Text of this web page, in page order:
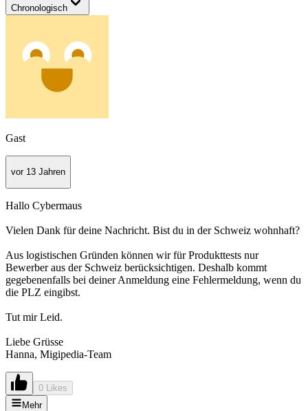
Chronologisch
Gast
vor 13 Jahren
Hallo Cybermaus
Vielen Dank für deine Nachricht. Bist du in der Schweiz wohnhaft?
Aus logistischen Gründen können wir für Produkttests nur
Bewerber aus der Schweiz berücksichtigen. Deshalb kommt
gegebenenfalls bei deiner Anmeldung eine Fehlermeldung, wenn du
die PLZ eingibst.
Tut mir Leid.
Liebe Grüsse
Hanna, Migipedia-Team
0 Likes
Mehr